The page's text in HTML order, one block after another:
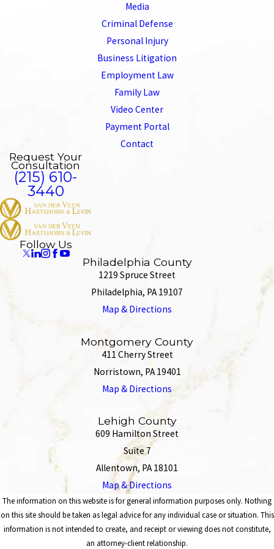
Media
Criminal Defense
Personal Injury
Business Litigation
Employment Law
Family Law
Video Center
Payment Portal
Contact
Request Your
Consultation
(215) 610-
3440
Follow Us
Philadelphia County
1219 Spruce Street
Philadelphia, PA 19107
Map & Directions
Montgomery County
411 Cherry Street
Norristown, PA 19401
Map & Directions
Lehigh County
609 Hamilton Street
Suite 7
Allentown, PA 18101
Map & Directions
The information on this website is for general information purposes only. Nothing
on this site should be taken as legal advice for any individual case or situation. This
information is not intended to create, and receipt or viewing does not constitute,
an attorney-client relationship.